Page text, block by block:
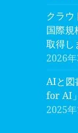
クラウ
国際規
取得し
2026
AIと図
for AI
2025